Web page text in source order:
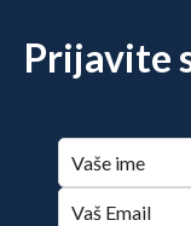
Prijavite